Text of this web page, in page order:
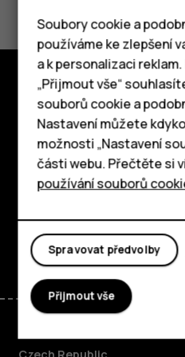
Chytré
Tlačítkové
Tablety
Prozkoumat
O nás
Planet and people
FacebookInstagram
Tiktok
Soubory cookie a
používáme ke zlepšení
a k personalizaci
„Přijmout vše“
souborů cookie a
Nastavení můžete
možnosti „Nastavení
části webu. Přečtěte si
používání souborů
Spravovat předvolby
Přijmout vše